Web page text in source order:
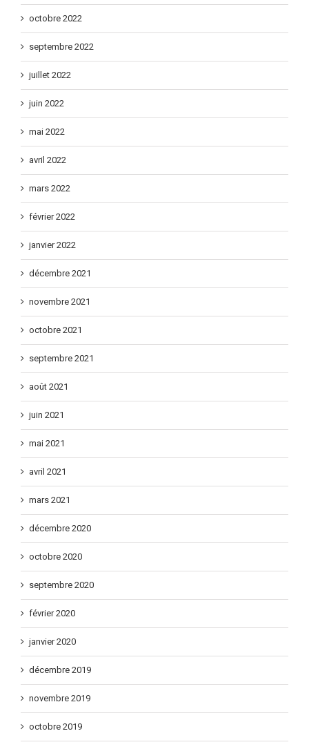
octobre 2022
septembre 2022
juillet 2022
juin 2022
mai 2022
avril 2022
mars 2022
février 2022
janvier 2022
décembre 2021
novembre 2021
octobre 2021
septembre 2021
août 2021
juin 2021
mai 2021
avril 2021
mars 2021
décembre 2020
octobre 2020
septembre 2020
février 2020
janvier 2020
décembre 2019
novembre 2019
octobre 2019